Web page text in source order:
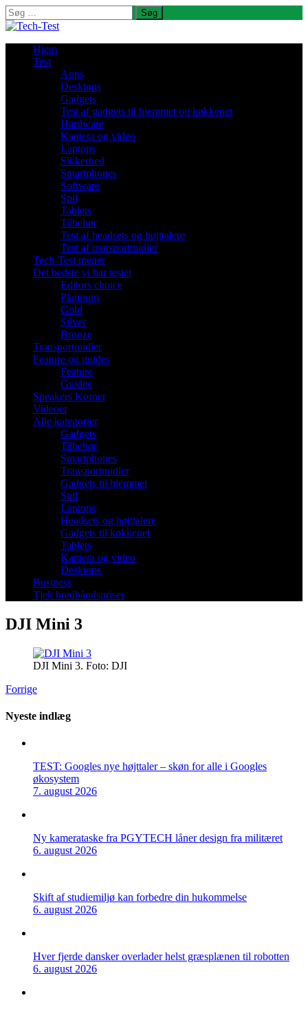
Søg
efter:
Hjem
Test
Apps
Desktops
Gadgets
Test af gadgets til hjemmet og køkkenet
Hardware
Kamera og video
Laptops
Sikkerhed
Smartphones
Software
Spil
Tablets
Tilbehør
Test af headsets og højttalere
Test af transportmidler
Tech-Test mener
Det bedste vi har testet
Editors choice
Platinum
Gold
Silver
Bronze
Transportmidler
Feature og guides
Feature
Guides
Speakers Korner
Videoer
Alle kategorier
Gadgets
Tilbehør
Smartphones
Transportmidler
Gadgets til hjemmet
Spil
Laptops
Headsets og højttalere
Gadgets til køkkenet
Tablets
Kamera og video
Desktops
Business
Tjek bredbåndspriser
DJI Mini 3
DJI Mini 3. Foto: DJI
Forrige
Nyeste indlæg
TEST: Googles nye højttaler – skøn for alle i Googles
økosystem
7. august 2026
Ny kamerataske fra PGYTECH låner design fra militæret
6. august 2026
Skift af studiemiljø kan forbedre din hukommelse
6. august 2026
Hver fjerde dansker overlader helst græsplænen til robotten
6. august 2026